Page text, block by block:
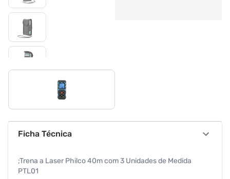
Ficha Técnica
;Trena a Laser Philco 40m com 3 Unidades de Medida
PTL01